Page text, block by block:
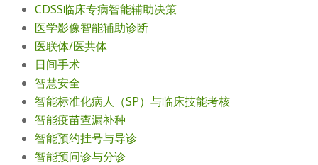
CDSS临床专病智能辅助决策
医学影像智能辅助诊断
医联体/医共体
日间手术
智慧安全
智能标准化病人（SP）与临床技能考核
智能疫苗查漏补种
智能预约挂号与导诊
智能预问诊与分诊